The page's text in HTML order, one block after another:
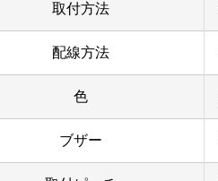
取付方法
配線方法
色
ブザー